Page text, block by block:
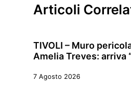
Articoli
TIVOLI – Muro
Amelia Treves: arriva
7 Agosto 2026